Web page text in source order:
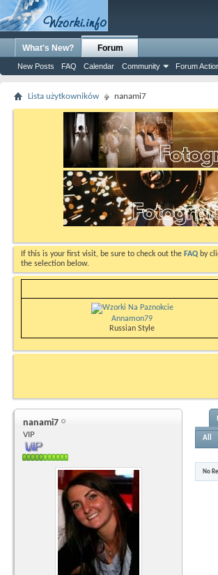
What's New? Forum
New Posts FAQ Calendar Community Forum
Lista użytkowników nanami7
If this is your first visit, be sure to check out the FAQ by
the selection below.
Annamon79
Russian Style
nanami7
VIP All
No